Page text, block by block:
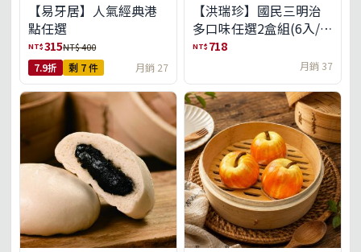
【易牙居】人氣經典港
點任選
NT$315NT$ 400
7.9折 剩 7 件 月銷 27
【洪瑞珍】國民三明治
多口味任選2盒組(6入/
盒)(免運)
NT$ 718
月銷 37